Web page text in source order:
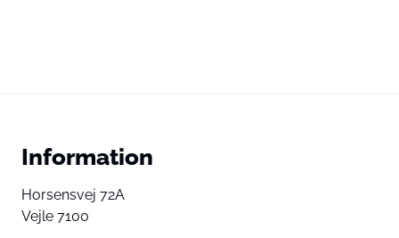
Information
Horsensvej 72A
Vejle 7100